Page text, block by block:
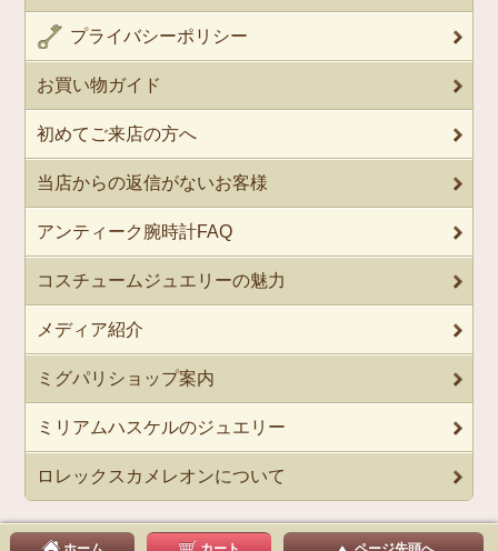
プライバシーポリシー
お買い物ガイド
初めてご来店の方へ
当店からの返信がないお客様
アンティーク腕時計FAQ
コスチュームジュエリーの魅力
メディア紹介
ミグパリショップ案内
ミリアムハスケルのジュエリー
ロレックスカメレオンについて